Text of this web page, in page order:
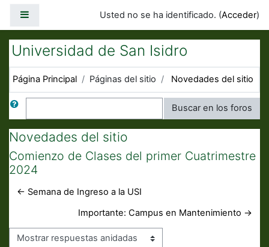
Usted no se ha identificado. (Acceder)
Universidad de San Isidro
Página Principal Páginas del sitio Novedades del sitio
Buscar Buscar en los foros
Novedades del sitio
Comienzo de Clases del primer Cuatrimestre
2024
← Semana de Ingreso a la USI
Importante: Campus en Mantenimiento →
Mostrar modo